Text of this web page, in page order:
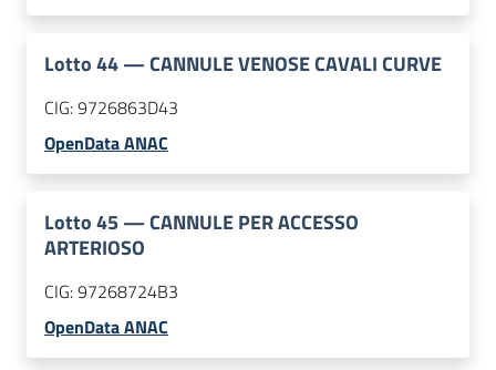
Lotto44—CANNULE VENOSE CAVALI CURVE
CIG:9726863D43
OpenData ANAC
Lotto45—CANNULE PER ACCESSO
ARTERIOSO
CIG:97268724B3
OpenData ANAC